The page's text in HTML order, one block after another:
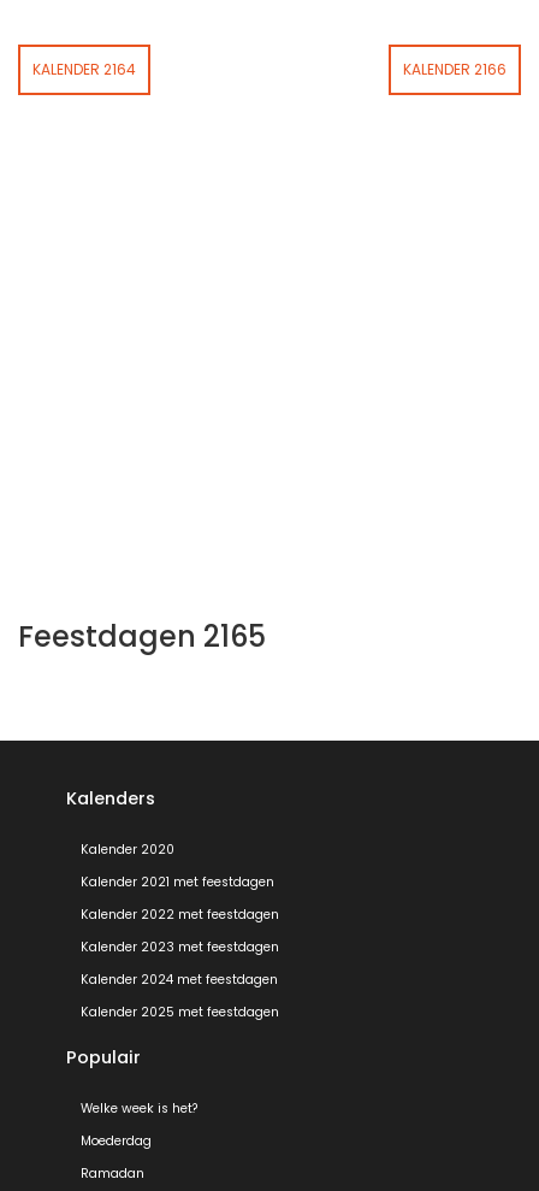
KALENDER 2164 KALENDER 2166
Feestdagen 2165
Kalenders
Kalender 2020
Kalender 2021 met feestdagen
Kalender 2022 met feestdagen
Kalender 2023 met feestdagen
Kalender 2024 met feestdagen
Kalender 2025 met feestdagen
Populair
Welke week is het?
Moederdag
Ramadan